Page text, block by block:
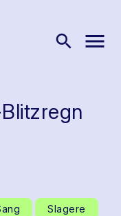
search menu
Slagere